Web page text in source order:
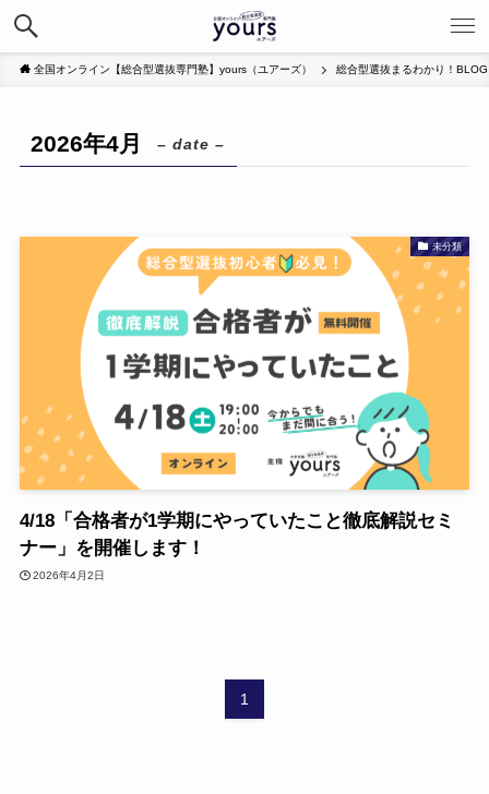
全国オンライン【総合型選抜専門塾】yours（ユアーズ） 総合型選抜まるわかり！BLOG
2026年4月 – date –
未分類
4/18「合格者が1学期にやっていたこと徹底解説セミ
ナー」を開催します！
2026年4月2日
1